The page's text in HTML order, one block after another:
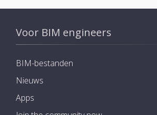
Voor BIM engineers
BIM-bestanden
Nieuws
Apps